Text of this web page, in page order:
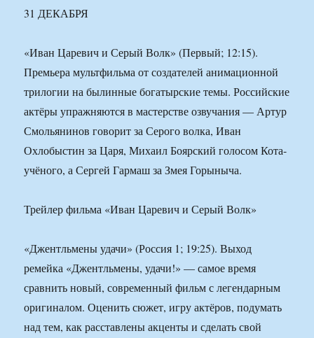
31 ДЕКАБРЯ
«Иван Царевич и Серый Волк» (Первый; 12:15).
Премьера мультфильма от создателей анимационной
трилогии на былинные богатырские темы. Российские
актёры упражняются в мастерстве озвучания — Артур
Смольянинов говорит за Серого волка, Иван
Охлобыстин за Царя, Михаил Боярский голосом Кота-
учёного, а Сергей Гармаш за Змея Горыныча.
Трейлер фильма «Иван Царевич и Серый Волк»
«Джентльмены удачи» (Россия 1; 19:25). Выход
ремейка «Джентльмены, удачи!» — самое время
сравнить новый, современный фильм с легендарным
оригиналом. Оценить сюжет, игру актёров, подумать
над тем, как расставлены акценты и сделать свой